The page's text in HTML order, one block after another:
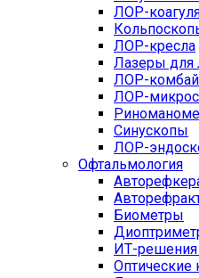
ЛОР-
ЛОР-кресла
Лазеры для
ЛОР-
ЛОР-
Синускопы
ЛОР-
Офтальмология
Биометры
ИТ-решения